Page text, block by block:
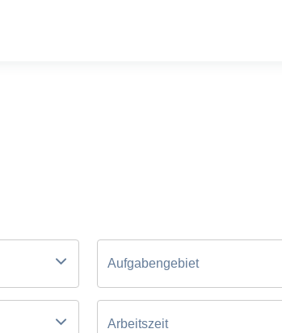
Aufgabengebiet
Arbeitszeit